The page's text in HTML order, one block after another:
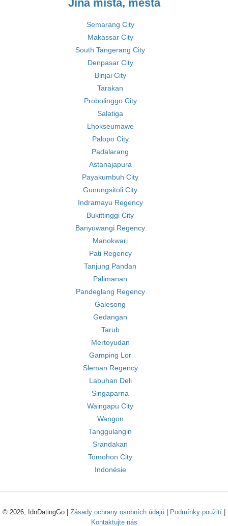
Jiná místa, města
Semarang City
Makassar City
South Tangerang City
Denpasar City
Binjai City
Tarakan
Probolinggo City
Salatiga
Lhokseumawe
Palopo City
Padalarang
Astanajapura
Payakumbuh City
Gunungsitoli City
Indramayu Regency
Bukittinggi City
Banyuwangi Regency
Manokwari
Pati Regency
Tanjung Pandan
Palimanan
Pandeglang Regency
Galesong
Gedangan
Tarub
Mertoyudan
Gamping Lor
Sleman Regency
Labuhan Deli
Singaparna
Waingapu City
Wangon
Tanggulangin
Srandakan
Tomohon City
Indonésie
© 2026, IdnDatingGo | Zásady ochrany osobních údajů Podmínky použití
Kontaktujte nás